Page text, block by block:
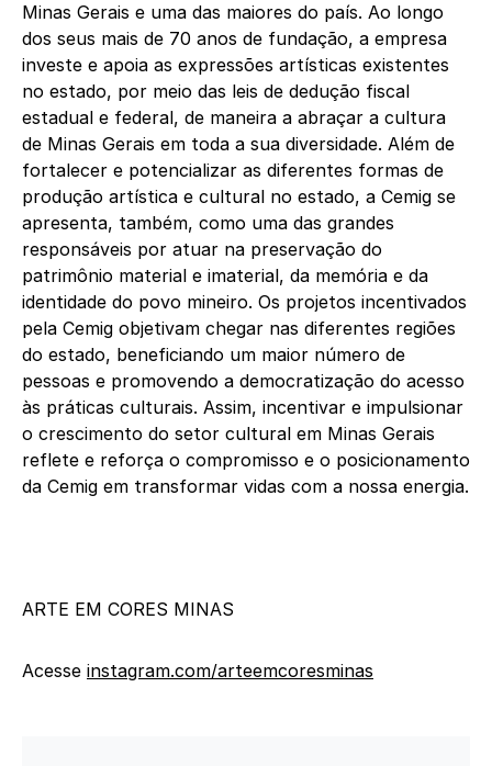
Minas Gerais e uma das maiores do país. Ao longo
dos seus mais de 70 anos de fundação, a empresa
investe e apoia as expressões artísticas existentes
no estado, por meio das leis de dedução fiscal
estadual e federal, de maneira a abraçar a cultura
de Minas Gerais em toda a sua diversidade. Além de
fortalecer e potencializar as diferentes formas de
produção artística e cultural no estado, a Cemig se
apresenta, também, como uma das grandes
responsáveis por atuar na preservação do
patrimônio material e imaterial, da memória e da
identidade do povo mineiro. Os projetos incentivados
pela Cemig objetivam chegar nas diferentes regiões
do estado, beneficiando um maior número de
pessoas e promovendo a democratização do acesso
às práticas culturais. Assim, incentivar e impulsionar
o crescimento do setor cultural em Minas Gerais
reflete e reforça o compromisso e o posicionamento
da Cemig em transformar vidas com a nossa energia.
ARTE EM CORES MINAS
Acesse instagram.com/arteemcoresminas